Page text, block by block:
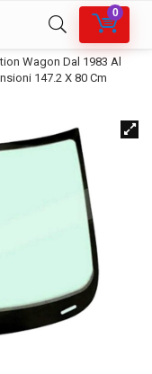
0
Wagon Dal 1983 Al
147.2 X 80 Cm